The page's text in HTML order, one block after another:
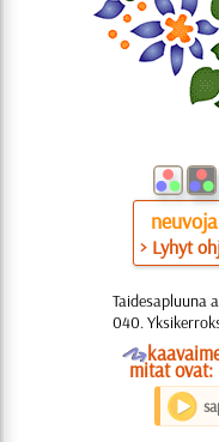
neuvoja
> Lyhyt
Taidesapluuna
040.
O
mitat